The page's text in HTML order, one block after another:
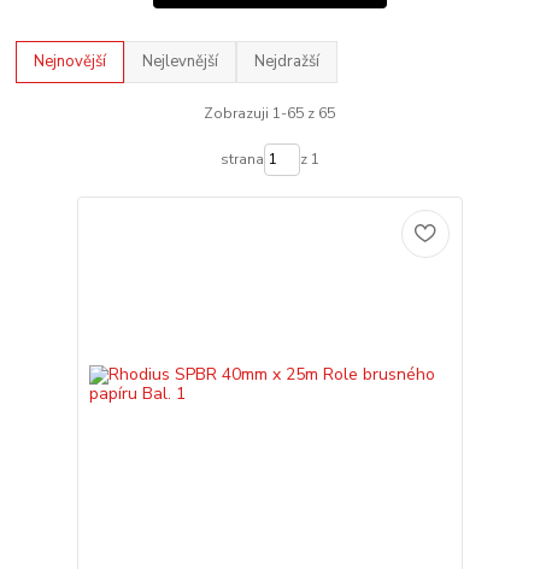
Nejnovější Nejlevnější Nejdražší
Zobrazuji 1-65 z 65
strana z 1